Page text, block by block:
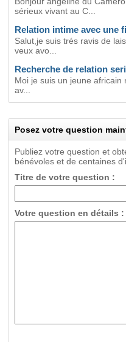
sérieux vivant au C...
Relation intime avec une
Salut,je suis trés ravis de
veux avo...
Recherche de relation
Moi je suis un jeune africain
av...
Posez votre question
Publiez votre question et
bénévoles et de centaines
Titre de votre question :
Votre question en détails :